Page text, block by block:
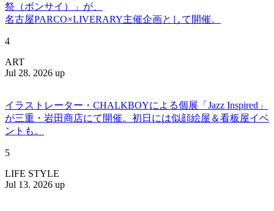
祭（ボンサイ）」が、
名古屋PARCO×LIVERARY主催企画として開催。
4
ART
Jul 28. 2026 up
イラストレーター・CHALKBOYによる個展「Jazz Inspired」
が三重・岩田商店にて開催。初日には似顔絵屋＆看板屋イベ
ントも。
5
LIFE STYLE
Jul 13. 2026 up